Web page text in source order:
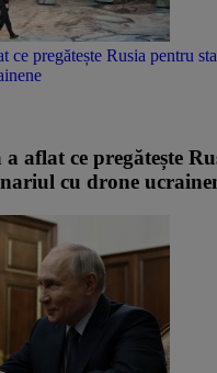
ce pregătește Rusia pentru
aflat ce pregătește
cu drone